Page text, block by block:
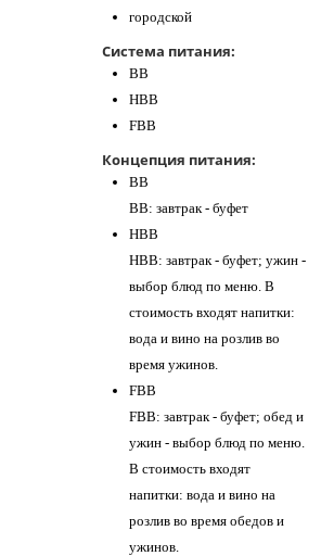
городской
Система питания:
BB
HBB
FBB
Концепция питания:
BB
BB: завтрак - буфет
HBB
HBB: завтрак - буфет; ужин -
выбор блюд по меню. В
стоимость входят напитки:
вода и вино на розлив во
время ужинов.
FBB
FBB: завтрак - буфет; обед и
ужин - выбор блюд по меню.
В стоимость входят
напитки: вода и вино на
розлив во время обедов и
ужинов.